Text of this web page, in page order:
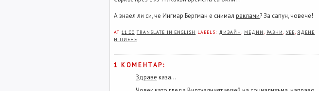
А знаел ли си, че Ингмар Бергман е снимал реклами? За сапун, човече!
AT 11:00 TRANSLATE IN ENGLISH LABELS: ДИЗАЙН , МЕДИИ , РАЗНИ , УЕБ,ЯДЕНЕ
И ПИЕНЕ
1 КОМЕНТАР:
Здраве каза...